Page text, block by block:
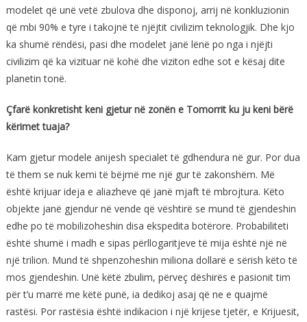
modelet që unë vetë zbulova dhe disponoj, arrij në konkluzionin
që mbi 90% e tyre i takojnë të njëjtit civilizim teknologjik. Dhe kjo
ka shumë rëndësi, pasi dhe modelet janë lënë po nga i njëjti
civilizim që ka vizituar në kohë dhe viziton edhe sot e kësaj dite
planetin tonë.
Çfarë konkretisht keni gjetur në zonën e Tomorrit ku ju keni bërë
kërimet tuaja?
Kam gjetur modele anijesh specialet të gdhendura në gur. Por dua
të them se nuk kemi të bëjmë me një gur të zakonshëm. Më
është krijuar ideja e aliazheve që janë mjaft të mbrojtura. Këto
objekte janë gjendur në vende që vështirë se mund të gjendeshin
edhe po të mobilizoheshin disa ekspedita botërore. Probabiliteti
është shumë i madh e sipas përllogaritjeve të mija është një në
një trilion. Mund të shpenzoheshin miliona dollarë e sërish këto të
mos gjendeshin. Unë këtë zbulim, përveç dëshirës e pasionit tim
për t’u marrë me këtë punë, ia dedikoj asaj që ne e quajmë
rastësi. Por rastësia është indikacion i një krijese tjetër, e Krijuesit,